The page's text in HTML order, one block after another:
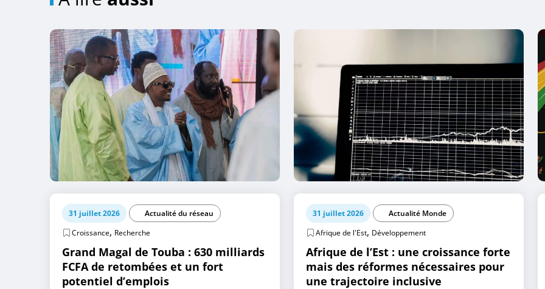
31 juillet 2026
Actualité du réseau
Croissance, Recherche
Grand Magal de Touba : 630 milliards
FCFA de retombées et un fort
potentiel d’emplois
31 juillet 2026
Actualité Monde
Afrique de l'Est, Développement
Afrique de l’Est : une croissance forte
mais des réformes nécessaires pour
une trajectoire inclusive